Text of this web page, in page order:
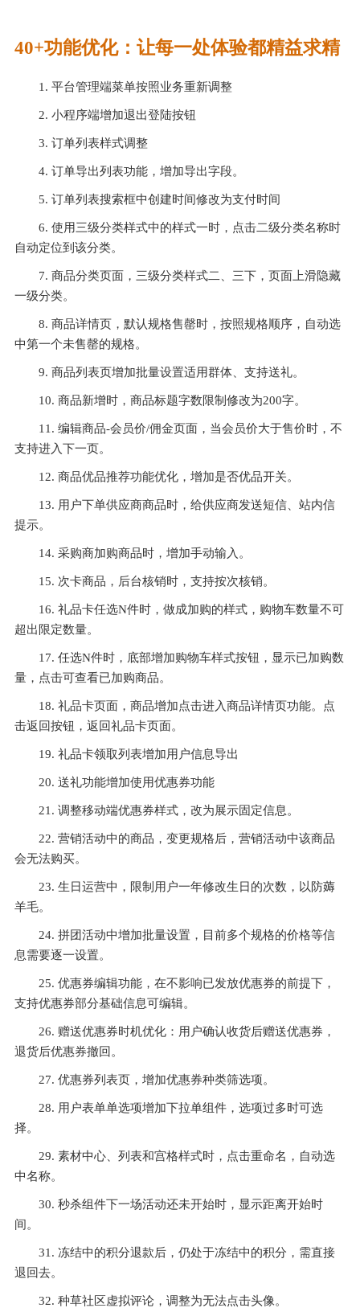
40+功能优化：让每一处体验都精益求精
1. 平台管理端菜单按照业务重新调整
2. 小程序端增加退出登陆按钮
3. 订单列表样式调整
4. 订单导出列表功能，增加导出字段。
5. 订单列表搜索框中创建时间修改为支付时间
6. 使用三级分类样式中的样式一时，点击二级分类名称时
自动定位到该分类。
7. 商品分类页面，三级分类样式二、三下，页面上滑隐藏
一级分类。
8. 商品详情页，默认规格售罄时，按照规格顺序，自动选
中第一个未售罄的规格。
9. 商品列表页增加批量设置适用群体、支持送礼。
10. 商品新增时，商品标题字数限制修改为200字。
11. 编辑商品-会员价/佣金页面，当会员价大于售价时，不
支持进入下一页。
12. 商品优品推荐功能优化，增加是否优品开关。
13. 用户下单供应商商品时，给供应商发送短信、站内信
提示。
14. 采购商加购商品时，增加手动输入。
15. 次卡商品，后台核销时，支持按次核销。
16. 礼品卡任选N件时，做成加购的样式，购物车数量不可
超出限定数量。
17. 任选N件时，底部增加购物车样式按钮，显示已加购数
量，点击可查看已加购商品。
18. 礼品卡页面，商品增加点击进入商品详情页功能。点
击返回按钮，返回礼品卡页面。
19. 礼品卡领取列表增加用户信息导出
20. 送礼功能增加使用优惠券功能
21. 调整移动端优惠券样式，改为展示固定信息。
22. 营销活动中的商品，变更规格后，营销活动中该商品
会无法购买。
23. 生日运营中，限制用户一年修改生日的次数，以防薅
羊毛。
24. 拼团活动中增加批量设置，目前多个规格的价格等信
息需要逐一设置。
25. 优惠券编辑功能，在不影响已发放优惠券的前提下，
支持优惠券部分基础信息可编辑。
26. 赠送优惠券时机优化：用户确认收货后赠送优惠券，
退货后优惠券撤回。
27. 优惠券列表页，增加优惠券种类筛选项。
28. 用户表单单选项增加下拉单组件，选项过多时可选
择。
29. 素材中心、列表和宫格样式时，点击重命名，自动选
中名称。
30. 秒杀组件下一场活动还未开始时，显示距离开始时
间。
31. 冻结中的积分退款后，仍处于冻结中的积分，需直接
退回去。
32. 种草社区虚拟评论，调整为无法点击头像。